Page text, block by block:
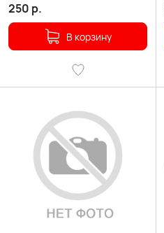
250 р.
В корзину